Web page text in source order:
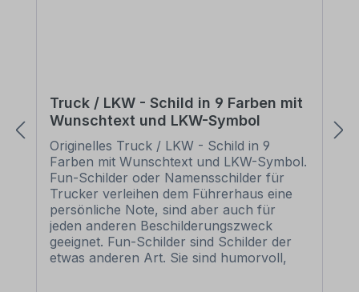
Truck / LKW - Schild in 9 Farben mit
Wunschtext und LKW-Symbol
Originelles Truck / LKW - Schild in 9
Farben mit Wunschtext und LKW-Symbol.
Fun-Schilder oder Namensschilder für
Trucker verleihen dem Führerhaus eine
persönliche Note, sind aber auch für
jeden anderen Beschilderungszweck
geeignet. Fun-Schilder sind Schilder der
etwas anderen Art. Sie sind humorvoll,